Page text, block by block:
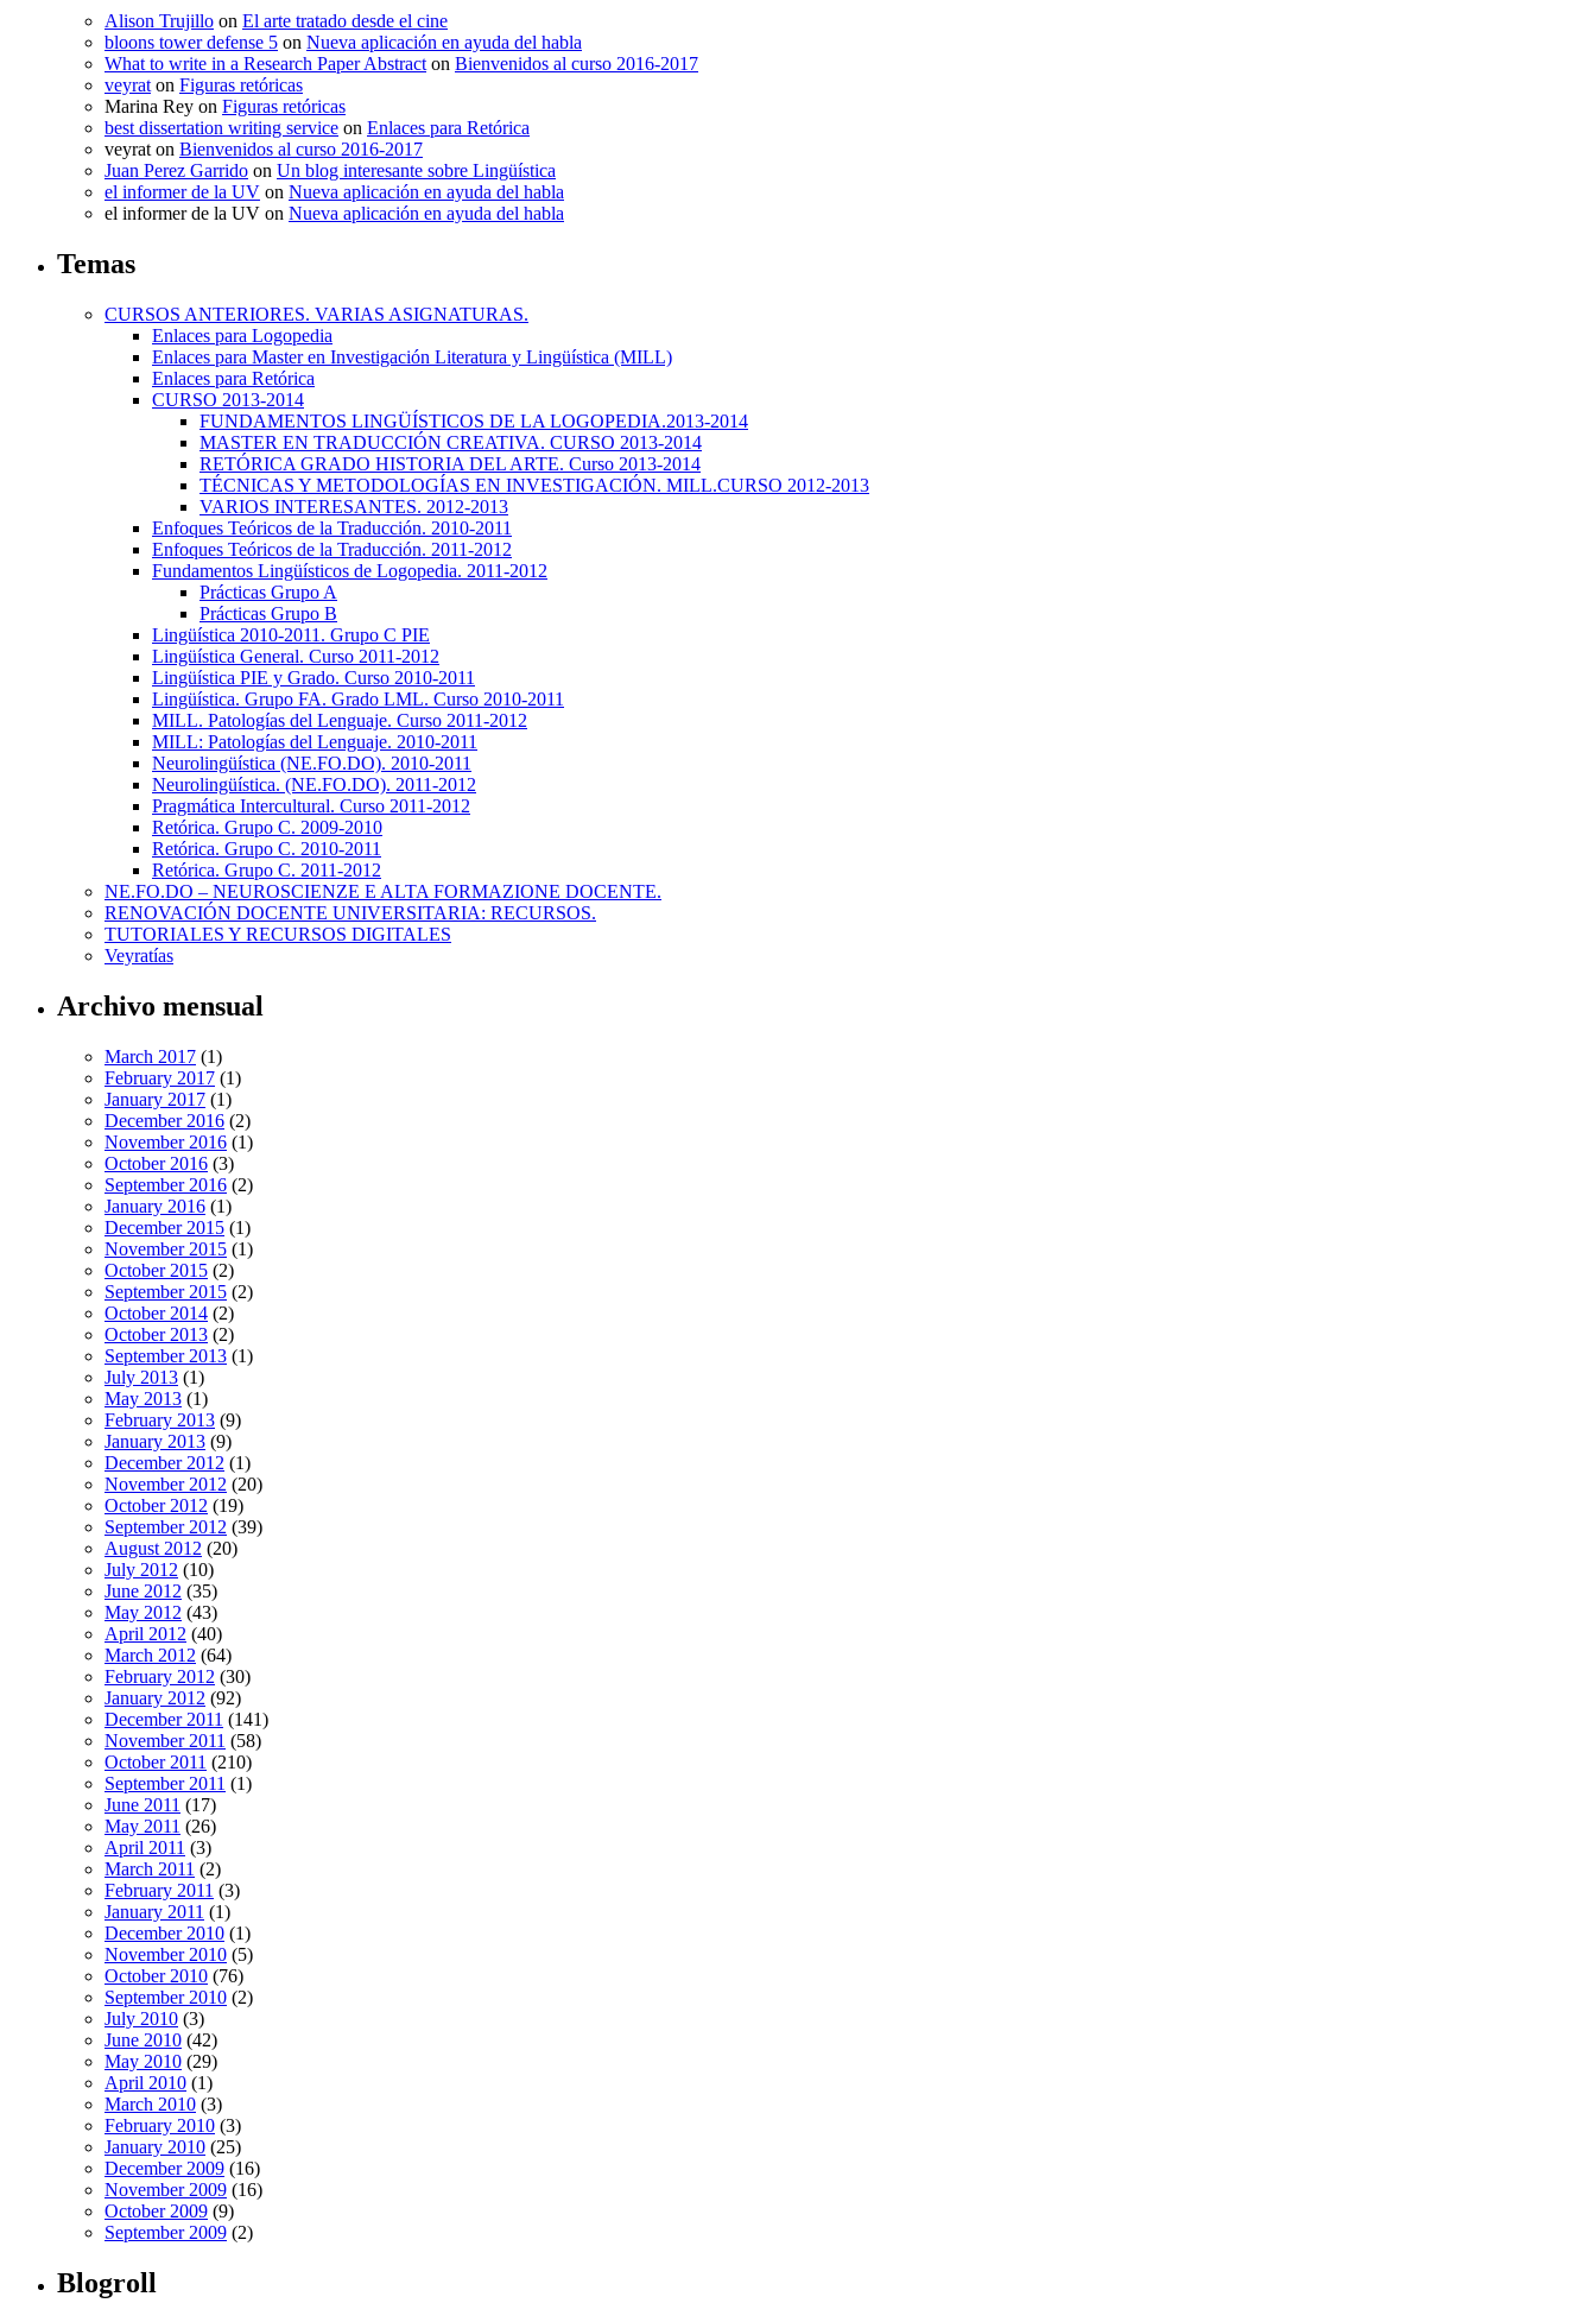
Alison Trujillo on El arte tratado desde el cine
bloons tower defense 5 on Nueva aplicación en ayuda del habla
What to write in a Research Paper Abstract on Bienvenidos al curso 2016-2017
veyrat on Figuras retóricas
Marina Rey on Figuras retóricas
best dissertation writing service on Enlaces para Retórica
veyrat on Bienvenidos al curso 2016-2017
Juan Perez Garrido on Un blog interesante sobre Lingüística
el informer de la UV on Nueva aplicación en ayuda del habla
el informer de la UV on Nueva aplicación en ayuda del habla
Temas
CURSOS ANTERIORES. VARIAS ASIGNATURAS.
Enlaces para Logopedia
Enlaces para Master en Investigación Literatura y Lingüística (MILL)
Enlaces para Retórica
CURSO 2013-2014
FUNDAMENTOS LINGÜÍSTICOS DE LA LOGOPEDIA.2013-2014
MASTER EN TRADUCCIÓN CREATIVA. CURSO 2013-2014
RETÓRICA GRADO HISTORIA DEL ARTE. Curso 2013-2014
TÉCNICAS Y METODOLOGÍAS EN INVESTIGACIÓN. MILL.CURSO 2012-2013
VARIOS INTERESANTES. 2012-2013
Enfoques Teóricos de la Traducción. 2010-2011
Enfoques Teóricos de la Traducción. 2011-2012
Fundamentos Lingüísticos de Logopedia. 2011-2012
Prácticas Grupo A
Prácticas Grupo B
Lingüística 2010-2011. Grupo C PIE
Lingüística General. Curso 2011-2012
Lingüística PIE y Grado. Curso 2010-2011
Lingüística. Grupo FA. Grado LML. Curso 2010-2011
MILL. Patologías del Lenguaje. Curso 2011-2012
MILL: Patologías del Lenguaje. 2010-2011
Neurolingüística (NE.FO.DO). 2010-2011
Neurolingüística. (NE.FO.DO). 2011-2012
Pragmática Intercultural. Curso 2011-2012
Retórica. Grupo C. 2009-2010
Retórica. Grupo C. 2010-2011
Retórica. Grupo C. 2011-2012
NE.FO.DO – NEUROSCIENZE E ALTA FORMAZIONE DOCENTE.
RENOVACIÓN DOCENTE UNIVERSITARIA: RECURSOS.
TUTORIALES Y RECURSOS DIGITALES
Veyratías
Archivo mensual
March 2017 (1)
February 2017 (1)
January 2017 (1)
December 2016 (2)
November 2016 (1)
October 2016 (3)
September 2016 (2)
January 2016 (1)
December 2015 (1)
November 2015 (1)
October 2015 (2)
September 2015 (2)
October 2014 (2)
October 2013 (2)
September 2013 (1)
July 2013 (1)
May 2013 (1)
February 2013 (9)
January 2013 (9)
December 2012 (1)
November 2012 (20)
October 2012 (19)
September 2012 (39)
August 2012 (20)
July 2012 (10)
June 2012 (35)
May 2012 (43)
April 2012 (40)
March 2012 (64)
February 2012 (30)
January 2012 (92)
December 2011 (141)
November 2011 (58)
October 2011 (210)
September 2011 (1)
June 2011 (17)
May 2011 (26)
April 2011 (3)
March 2011 (2)
February 2011 (3)
January 2011 (1)
December 2010 (1)
November 2010 (5)
October 2010 (76)
September 2010 (2)
July 2010 (3)
June 2010 (42)
May 2010 (29)
April 2010 (1)
March 2010 (3)
February 2010 (3)
January 2010 (25)
December 2009 (16)
November 2009 (16)
October 2009 (9)
September 2009 (2)
Blogroll